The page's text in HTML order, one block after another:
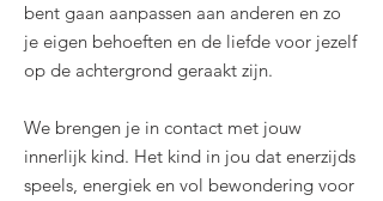
bent gaan aanpassen aan anderen en zo
je eigen behoeften en de liefde voor jezelf
op de achtergrond geraakt zijn.
We brengen je in contact met jouw
innerlijk kind. Het kind in jou dat enerzijds
speels, energiek en vol bewondering voor